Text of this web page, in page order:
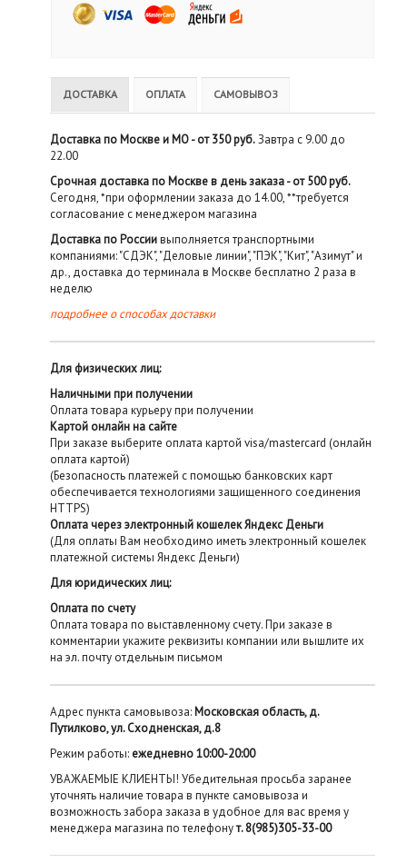
ДОСТАВКА ОПЛАТА САМОВЫВОЗ
Доставка по Москве и МО - от 350 руб.Завтра с 9.00 до
22.00
Срочная доставка по Москве в день заказа - от 500 руб.
Сегодня, *при оформлении заказа до 14.00, **требуется
согласование с менеджером магазина
Доставка по Россиивыполняется транспортными
компаниями: "СДЭК", "Деловые линии", "ПЭК", "Кит", "Азимут" и
др., доставка до терминала в Москве бесплатно 2 раза в
неделю
подробнее о способах доставки
Для физических лиц:
Наличными при получении
Оплата товара курьеру при получении
Картой онлайн на сайте
При заказе выберите оплата картой visa/mastercard (онлайн
оплата картой)
(Безопасность платежей с помощью банковских карт
обеспечивается технологиями защищенного соединения
HTTPS)
Оплата через электронный кошелек Яндекс Деньги
(Для оплаты Вам необходимо иметь электронный кошелек
платежной системы Яндекс Деньги)
Для юридических лиц:
Оплата по счету
Оплата товара по выставленному счету. При заказе в
комментарии укажите реквизиты компании или вышлите их
на эл. почту отдельным письмом
Адрес пункта самовывоза: Московская область, д.
Путилково, ул. Сходненская, д.8
Режим работы: ежедневно 10:00-20:00
УВАЖАЕМЫЕ КЛИЕНТЫ! Убедительная просьба заранее
уточнять наличие товара в пункте самовывоза и
возможность забора заказа в удобное для вас время у
менеджера магазина по телефонут. 8(985)305-33-00